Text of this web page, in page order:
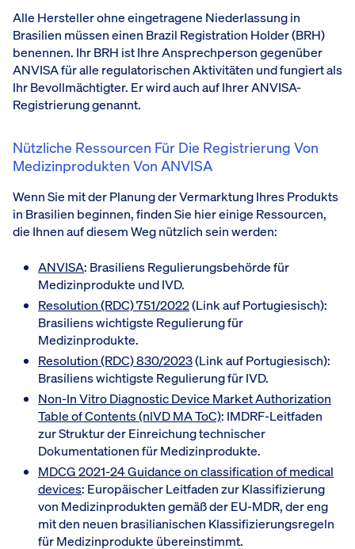
Alle Hersteller ohne eingetragene Niederlassung in
Brasilien müssen einen Brazil Registration Holder (BRH)
benennen. Ihr BRH ist Ihre Ansprechperson gegenüber
ANVISA für alle regulatorischen Aktivitäten und fungiert als
Ihr Bevollmächtigter. Er wird auch auf Ihrer ANVISA-
Registrierung genannt.
Nützliche Ressourcen Für Die Registrierung Von
Medizinprodukten Von ANVISA
Wenn Sie mit der Planung der Vermarktung Ihres Produkts
in Brasilien beginnen, finden Sie hier einige Ressourcen,
die Ihnen auf diesem Weg nützlich sein werden:
ANVISA: Brasiliens Regulierungsbehörde für
Medizinprodukte und IVD.
Resolution (RDC) 751/2022(Link auf Portugiesisch):
Brasiliens wichtigste Regulierung für
Medizinprodukte.
Resolution (RDC) 830/2023(Link auf Portugiesisch):
Brasiliens wichtigste Regulierung für IVD.
Non-In Vitro Diagnostic Device Market Authorization
Table of Contents (nlVD MA ToC): IMDRF-Leitfaden
zur Struktur der Einreichung technischer
Dokumentationen für Medizinprodukte.
MDCG 2021-24 Guidance on classification of medical
devices: Europäischer Leitfaden zur Klassifizierung
von Medizinprodukten gemäß der EU-MDR, der eng
mit den neuen brasilianischen Klassifizierungsregeln
für Medizinprodukte übereinstimmt.